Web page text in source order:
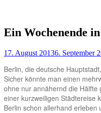
Ein Wochenende
17. August 20136. September
Berlin, die deutsche
Sicher könnte man einen
ohne nur annähernd die
einer kurzweiligen Städtereise
Berlin schon allerhand erleben